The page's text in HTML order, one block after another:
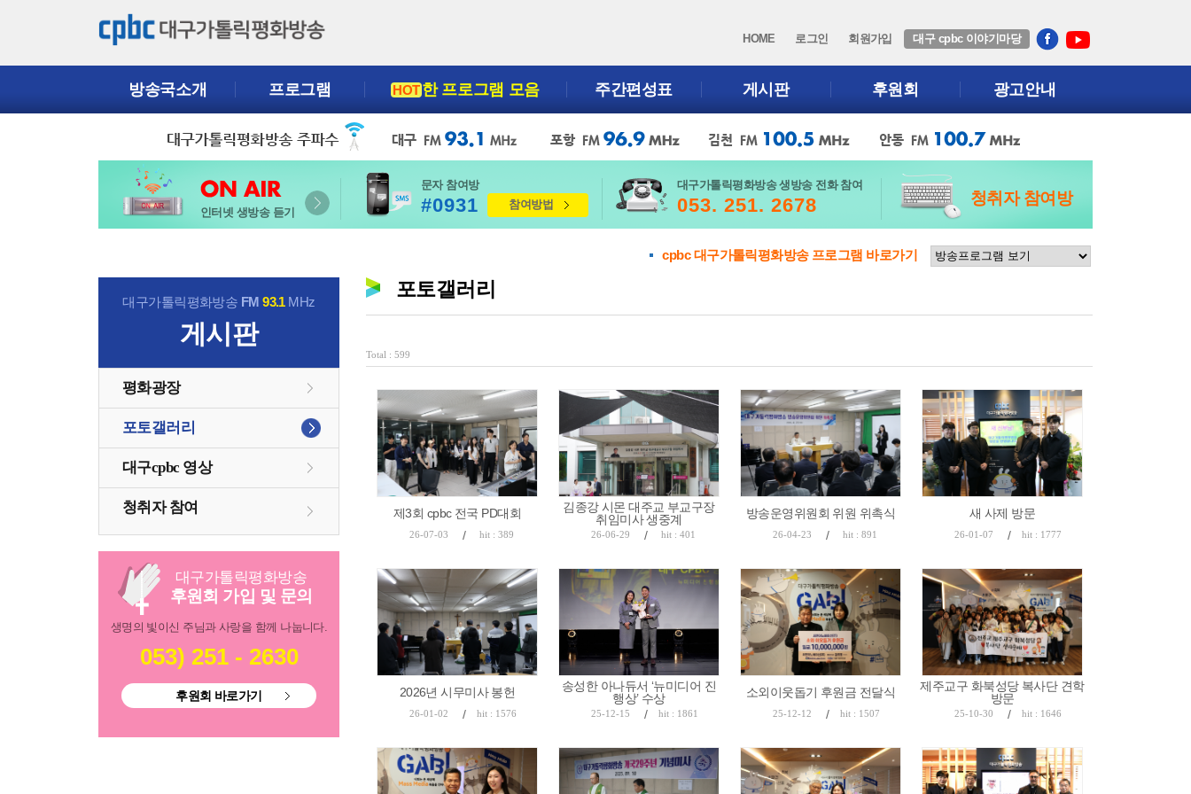
HOME 로그인 회원가입 대구 cpbc 이야기마당
방송국소개 프로그램 HOT한 프로그램 모음 주간편성표 게시판 후원회 광고안내
인터넷 생방송 듣기
문자 참여방
#0931 참여방법
대구가톨릭평화방송 생방송 전화 참여
053. 251. 2678 청취자 참여방
cpbc 대구가톨릭평화방송 프로그램 바로가기
대구가톨릭평화방송 FM93.1MHz
게시판
평화광장
포토갤러리
대구cpbc 영상
청취자 참여
대구가톨릭평화방송
후원회 가입 및 문의
생명의 빛이신 주님과 사랑을 함께 나눕니다.
053) 251 - 2630
후원회 바로가기
포토갤러리
Total : 599
제3회 cpbc 전국 PD대회
26-07-03 / hit : 389
김종강 시몬 대주교 부교구장
취임미사 생중계
26-06-29 / hit : 401
방송운영위원회 위원 위촉식
26-04-23 / hit : 891
새 사제 방문
26-01-07 / hit : 1777
2026년 시무미사 봉헌
26-01-02 / hit : 1576
송성한 아나듀서 ‘뉴미디어 진
행상’ 수상
25-12-15 / hit : 1861
소외이웃돕기 후원금 전달식
25-12-12 / hit : 1507
제주교구 화북성당 복사단 견학
방문
25-10-30 / hit : 1646